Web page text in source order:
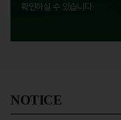
확인하실 수 있습니다.
NOTICE